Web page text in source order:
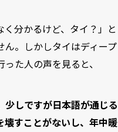
く分かるけど、タイ？」と
。しかしタイはディープ
た人の声を見ると、
少しですが日本語が通じる
壊すことがないし、年中暖